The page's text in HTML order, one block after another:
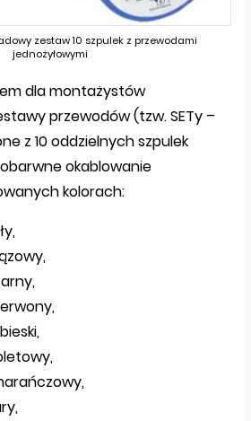
zestaw 10 szpulek z przewodami
jednożyłowymi
dla montażystów
przewodów (tzw. SETy –
z 10 oddzielnych szpulek
okablowanie
kolorach: